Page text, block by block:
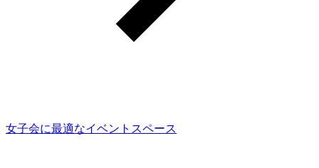
女子会に最適なイベントスペース